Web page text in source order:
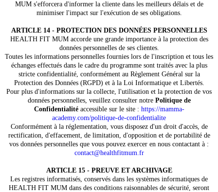
MUM s'efforcera d'informer la cliente dans les meilleurs délais et de
minimiser l'impact sur l'exécution de ses obligations.
ARTICLE 14 - PROTECTION DES DONNÉES PERSONNELLES
HEALTH FIT MUM accorde une grande importance à la protection des
données personnelles de ses clientes.
Toutes les informations personnelles fournies lors de l'inscription et tous les
échanges effectués dans le cadre du programme sont traités avec la plus
stricte confidentialité, conformément au Règlement Général sur la
Protection des Données (RGPD) et à la Loi Informatique et Libertés.
Pour plus d'informations sur la collecte, l'utilisation et la protection de vos
données personnelles, veuillez consulter notre Politique de
Confidentialitéaccessible sur le site : https://mamma-
academy.com/politique-de-confidentialite
Conformément à la réglementation, vous disposez d'un droit d'accès, de
rectification, d'effacement, de limitation, d'opposition et de portabilité de
vos données personnelles que vous pouvez exercer en nous contactant à :
contact@healthfitmum.fr
ARTICLE 15 - PREUVE ET ARCHIVAGE
Les registres informatisés, conservés dans les systèmes informatiques de
HEALTH FIT MUM dans des conditions raisonnables de sécurité, seront